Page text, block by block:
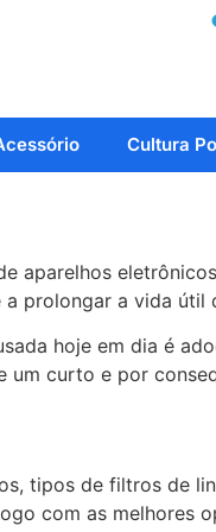
Cultura
aparelhos
prolongar a vida útil
hoje em dia é
um curto e por
tipos de filtros de
com as melhores